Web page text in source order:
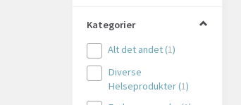
Kategorier
Alt det andet(1)
Diverse
Helseprodukter(1)